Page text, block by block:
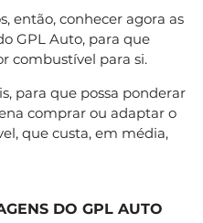
então, conhecer agora as
GPL Auto, para que
combustível para si.
para que possa ponderar
comprar ou adaptar o
que custa, em média,
DO GPL AUTO